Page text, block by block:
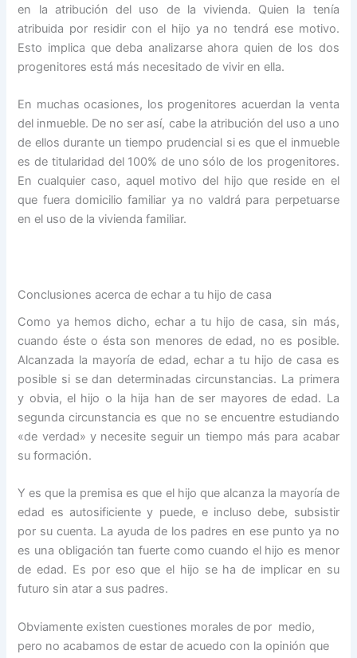
en la atribución del uso de la vivienda. Quien la tenía
atribuida por residir con el hijo ya no tendrá ese motivo.
Esto implica que deba analizarse ahora quien de los dos
progenitores está más necesitado de vivir en ella.
En muchas ocasiones, los progenitores acuerdan la venta
del inmueble. De no ser así, cabe la atribución del uso a uno
de ellos durante un tiempo prudencial si es que el inmueble
es de titularidad del 100% de uno sólo de los progenitores.
En cualquier caso, aquel motivo del hijo que reside en el
que fuera domicilio familiar ya no valdrá para perpetuarse
en el uso de la vivienda familiar.
Conclusiones acerca de echar a tu hijo de casa
Como ya hemos dicho, echar a tu hijo de casa, sin más,
cuando éste o ésta son menores de edad, no es posible.
Alcanzada la mayoría de edad, echar a tu hijo de casa es
posible si se dan determinadas circunstancias. La primera
y obvia, el hijo o la hija han de ser mayores de edad. La
segunda circunstancia es que no se encuentre estudiando
«de verdad» y necesite seguir un tiempo más para acabar
su formación.
Y es que la premisa es que el hijo que alcanza la mayoría de
edad es autosificiente y puede, e incluso debe, subsistir
por su cuenta. La ayuda de los padres en ese punto ya no
es una obligación tan fuerte como cuando el hijo es menor
de edad. Es por eso que el hijo se ha de implicar en su
futuro sin atar a sus padres.
Obviamente existen cuestiones morales de por medio,
pero no acabamos de estar de acuedo con la opinión que